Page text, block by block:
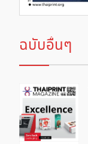
ฉบับอื่นๆ